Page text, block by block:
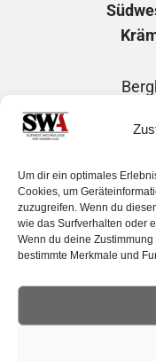
Um dir ein optimales
Cookies, um
zuzugreifen. Wenn du
wie das Surfverhalten oder
Wenn du deine
bestimmte Merkmale und
E-Mail:
Impressum